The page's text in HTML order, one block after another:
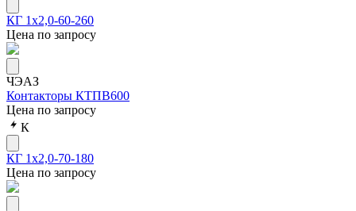
КГ 1х2,0-60-260
Цена по запросу
ЧЭАЗ
Контакторы КТПВ600
Цена по запросу
К
КГ 1х2,0-70-180
Цена по запросу